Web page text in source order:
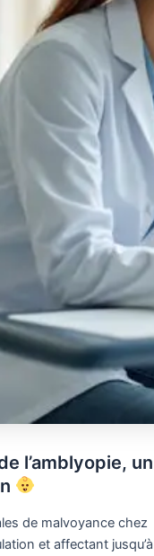
l’amblyopie, un
de malvoyance chez
et affectant jusqu’à